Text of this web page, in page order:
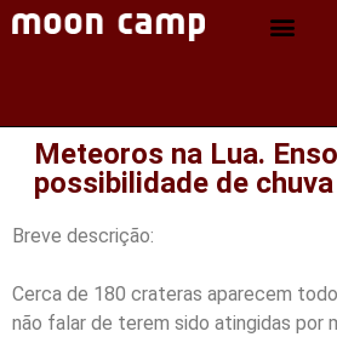
Meteoros na Lua.
possibilidade de
Breve descrição:
Cerca de 180 crateras aparecem
não falar de terem sido atingidas por